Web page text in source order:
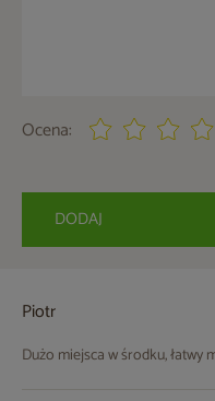
Ocena:
DODAJ
Piotr
Dużo miejsca w środku,